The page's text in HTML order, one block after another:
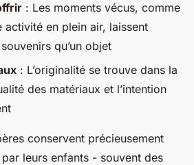
: Les moments vécus, comme
activité en plein air, laissent
qu’un objet
: L’originalité se trouve dans la
des matériaux et l’intention
conservent précieusement
leurs enfants - souvent des